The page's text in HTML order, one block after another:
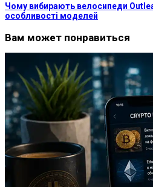
Чому вибирають велосипеди
особливості моделей
Вам может понравиться